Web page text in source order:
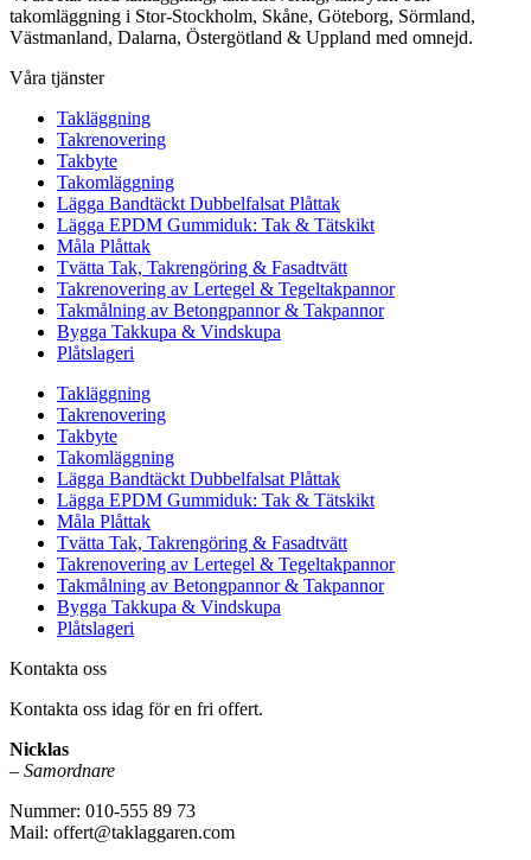
takomläggning i Stor-Stockholm, Skåne, Göteborg, Sörmland,
Västmanland, Dalarna, Östergötland & Uppland med omnejd.
Våra tjänster
Takläggning
Takrenovering
Takbyte
Takomläggning
Lägga Bandtäckt Dubbelfalsat Plåttak
Lägga EPDM Gummiduk: Tak & Tätskikt
Måla Plåttak
Tvätta Tak, Takrengöring & Fasadtvätt
Takrenovering av Lertegel & Tegeltakpannor
Takmålning av Betongpannor & Takpannor
Bygga Takkupa & Vindskupa
Plåtslageri
Takläggning
Takrenovering
Takbyte
Takomläggning
Lägga Bandtäckt Dubbelfalsat Plåttak
Lägga EPDM Gummiduk: Tak & Tätskikt
Måla Plåttak
Tvätta Tak, Takrengöring & Fasadtvätt
Takrenovering av Lertegel & Tegeltakpannor
Takmålning av Betongpannor & Takpannor
Bygga Takkupa & Vindskupa
Plåtslageri
Kontakta oss
Kontakta oss idag för en fri offert.
Nicklas
– Samordnare
Nummer: 010-555 89 73
Mail: offert@taklaggaren.com